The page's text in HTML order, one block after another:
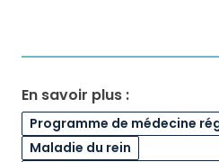
En savoir plus :
Programme de médecine
Maladie du rein